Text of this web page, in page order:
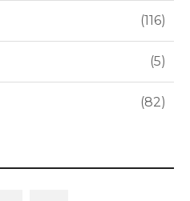
116
5
82